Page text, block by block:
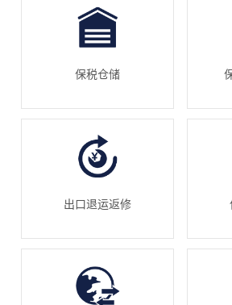
保税仓储
出口退运返修